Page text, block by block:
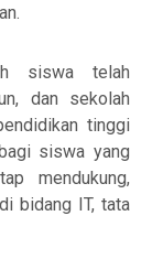
siswa telah
, dan sekolah
tinggi
siswa yang
mendukung,
bidang IT, tata